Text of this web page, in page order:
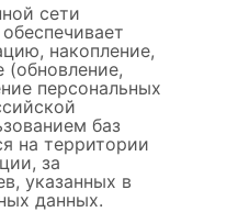
сети
накопление,
(обновление,
персональных
баз
на территории
за
указанных в
данных.